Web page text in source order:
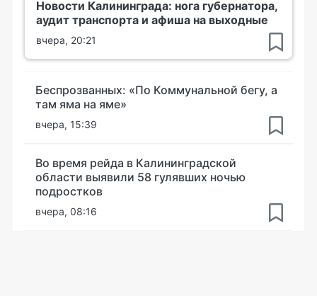
Новости Калининграда: нога губернатора,
аудит транспорта и афиша на выходные
вчера, 20:21
Беспрозванных: «По Коммунальной бегу, а
там яма на яме»
вчера, 15:39
Во время рейда в Калининградской
области выявили 58 гулявших ночью
подростков
вчера, 08:16